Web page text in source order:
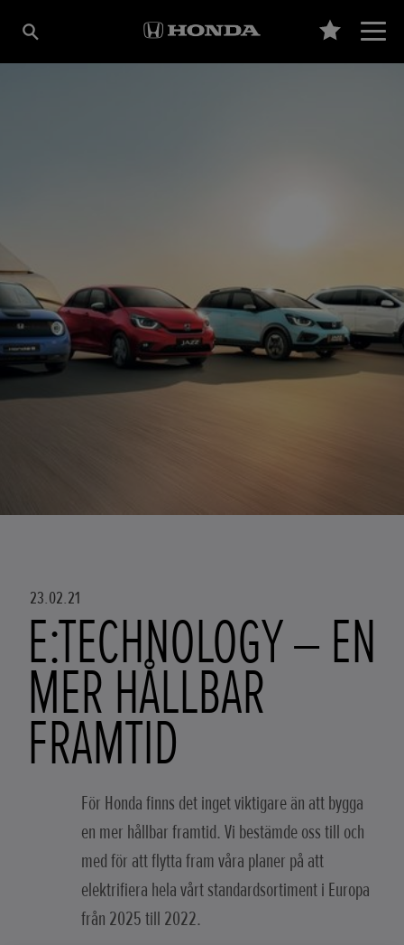
23.02.21
E:TECHNOLOGY – EN
MER HÅLLBAR
FRAMTID
För Honda finns det inget viktigare än att bygga
en mer hållbar framtid. Vi bestämde oss till och
med för att flytta fram våra planer på att
elektrifiera hela vårt standardsortiment i Europa
från 2025 till 2022.